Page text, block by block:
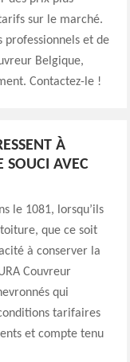
sur le marché.
professionnels et de
Belgique,
Contactez-le !
À
SOUCI AVEC
le 1081, lorsqu’ils
que ce soit
à conserver la
Couvreur
qui
tarifaires
et compte tenu